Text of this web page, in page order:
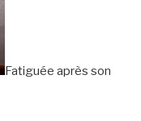
Fatiguée après son